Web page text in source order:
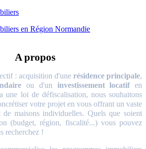
en Région Normandie
A propos
: acquisition d'une résidence principale,
ou d'un investissement locatifen
une loi de défiscalisation, nous souhaitons
votre projet en vous offrant un vaste
de maisons individuelles. Quels que soient
(budget, région, fiscalité...) vous pouvez
recherchez !